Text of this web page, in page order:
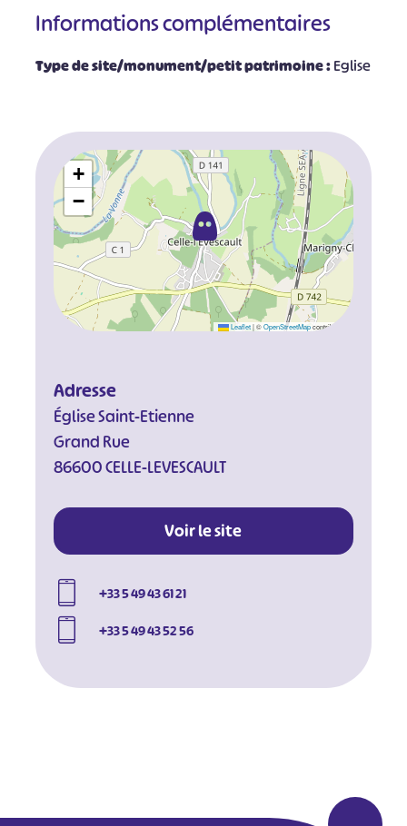
Informations complémentaires
Type de site/monument/petit patrimoine :Eglise
+
−
Leaflet |©OpenStreetMapcontributors
Adresse
Église Saint-Etienne
Grand Rue
86600 CELLE-LEVESCAULT
Voir le site
+33 5 49 43 61 21
+33 5 49 43 52 56